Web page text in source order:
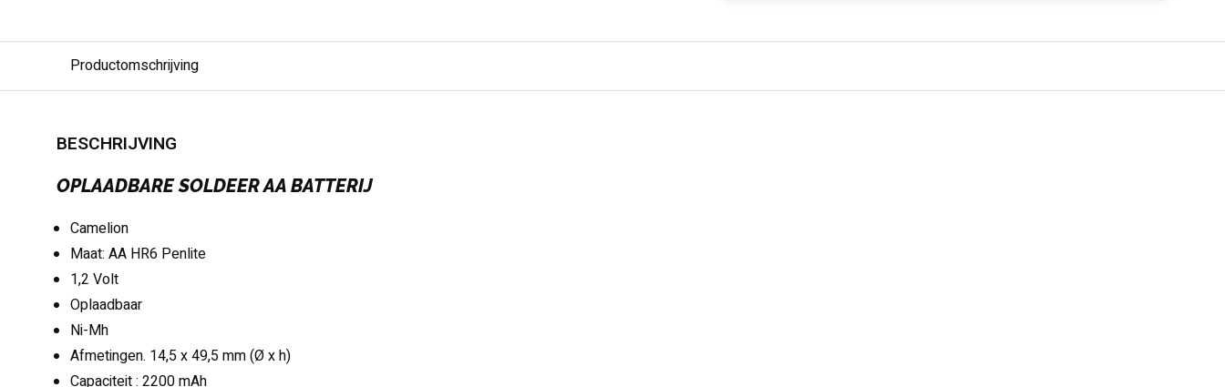
Productomschrijving
BESCHRIJVING
OPLAADBARE SOLDEER AA BATTERIJ
Camelion
Maat: AA HR6 Penlite
1,2 Volt
Oplaadbaar
Ni-Mh
Afmetingen. 14,5 x 49,5 mm (Ø x h)
Capaciteit : 2200 mAh